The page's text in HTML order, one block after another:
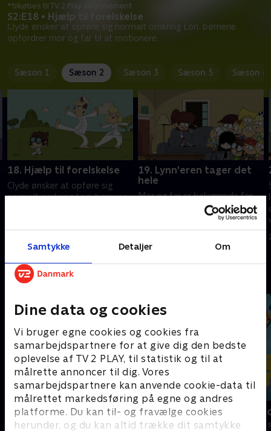
Samtykke Detaljer Om
Dine data og cookies
Vi bruger egne cookies og cookies fra
samarbejdspartnere for at give dig den bedste
oplevelse af TV 2 PLAY, til statistik og til at
målrette annoncer til dig. Vores
samarbejdspartnere kan anvende cookie-data til
målrettet markedsføring på egne og andres
platforme. Du kan til- og fravælge cookies
herunder, og du kan altid trække dit samtykke
S2:E18 • Hjælp til forelskelse
Clyde ønsker at opføre sig normalt omkring Lori. børnene
opfordrer mor og far til at motionere.
*tilkøbes til TV 2 Play abonnement
Sæson 1 Sæson 2 Sæson 3 Sæson 5 Sæson 6
18. Hjælp til forelskelse
Clyde ønsker at opføre sig
normalt omkring Lori. børnene
19. Lynn'eren tager det
hele
Mor og far er bekymrede for,
at deres børn ikke opfylder
forventningerne, og hendes
søskende kæmper med Lynn.
21. februar 2023 • 21 min
Andre så også
Mashas eventyr
Børneserier • 1 sæsoner
Arne
Børneserier • 1